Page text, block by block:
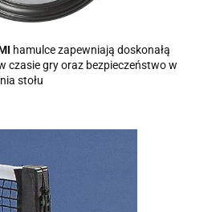
hamulce zapewniają doskonałą
czasie gry oraz bezpieczeństwo w
stołu